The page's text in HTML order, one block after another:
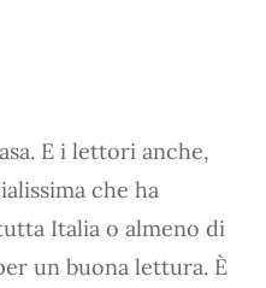
E i lettori anche,
che ha
Italia o almeno di
un buona lettura. È